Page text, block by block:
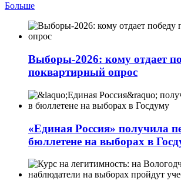
Больше
Выборы-2026: кому отдает
поквартирный опрос
«Единая Россия» получила
бюллетене на выборах в